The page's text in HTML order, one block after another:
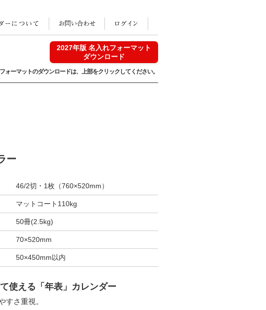
2027年版 名入れフォーマット
ダウンロード
ォーマットのダウンロードは、 上部をクリックしてください。
ー
46/2切・1枚（760×520mm）
マットコート110kg
50冊(2.5kg)
70×520mm
50×450mm以内
使える「年表」カレンダー
すさ重視。